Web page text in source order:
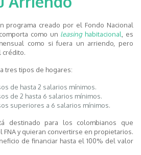
programa creado por el Fondo Nacional
como un leasinghabitacional
, es
como si fuera un arriendo, pero
crédito.
tres tipos de hogares:
de hasta 2 salarios mínimos.
de 2 hasta 6 salarios mínimos.
superiores a 6 salarios mínimos.
destinado para los colombianos que
FNA y quieran convertirse en propietarios.
de financiar hasta el 100% del valor